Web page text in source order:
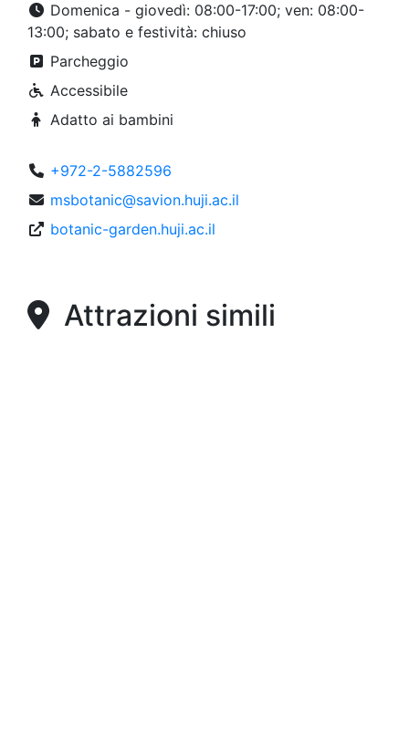
Domenica - giovedì: 08:00-17:00; ven: 08:00-
13:00; sabato e festività: chiuso
Parcheggio
Accessibile
Adatto ai bambini
+972-2-5882596
msbotanic@savion.huji.ac.il
botanic-garden.huji.ac.il
Attrazioni simili